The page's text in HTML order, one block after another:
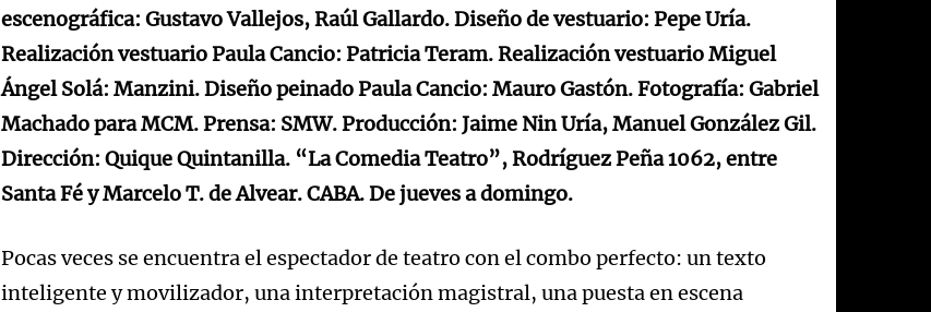
escenográfica: Gustavo Vallejos, Raúl Gallardo. Diseño de vestuario: Pepe Uría.
Realización vestuario Paula Cancio: Patricia Teram. Realización vestuario Miguel
Ángel Solá: Manzini. Diseño peinado Paula Cancio: Mauro Gastón. Fotografía: Gabriel
Machado para MCM. Prensa: SMW. Producción: Jaime Nin Uría, Manuel González Gil.
Dirección: Quique Quintanilla. “La Comedia Teatro”, Rodríguez Peña 1062, entre
Santa Fé y Marcelo T. de Alvear. CABA. De jueves a domingo.
Pocas veces se encuentra el espectador de teatro con el combo perfecto: un texto
inteligente y movilizador, una interpretación magistral, una puesta en escena